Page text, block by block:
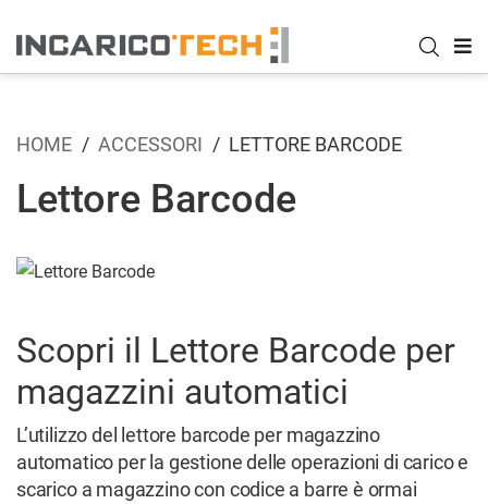
HOME ACCESSORI LETTORE BARCODE
Lettore Barcode
Scopri il Lettore Barcode per
magazzini automatici
L’utilizzo del lettore barcode per magazzino
automatico per la gestione delle operazioni di carico e
scarico a magazzino con codice a barre è ormai